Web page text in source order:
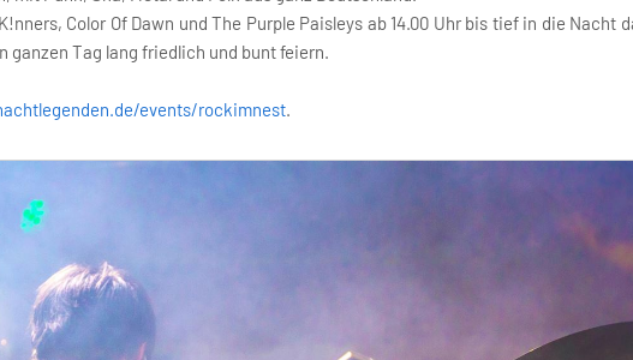
Color Of Dawn und The Purple Paisleys ab 14.00 Uhr bis tief in die Nacht
ganzen Tag lang friedlich und bunt feiern.
events/rockimnest.